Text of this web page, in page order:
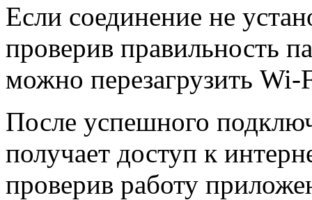
Если соединение не
проверив правильность
можно перезагрузить
После успешного
получает доступ к
проверив работу